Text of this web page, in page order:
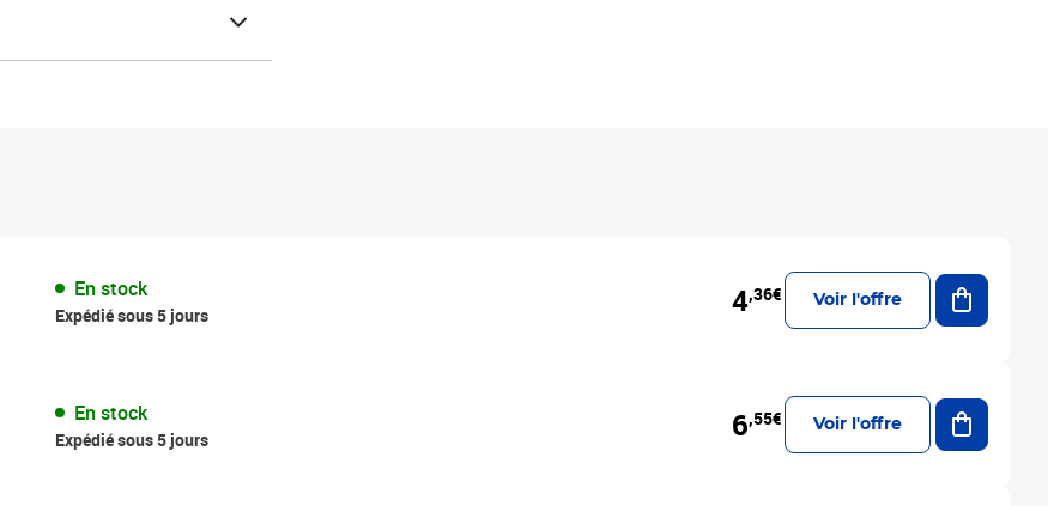
En stock
Expédié sous 5 jours 4,36€ Voir l'offre
Ajouter
En stock
Expédié sous 5 jours 6,55€ Voir l'offre
Ajouter